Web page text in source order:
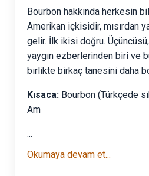
Bourbon hakkında herkesin
Amerikan içkisidir, mısırdan
gelir. İlk ikisi doğru.
yaygın ezberlerinden biri ve
birlikte birkaç tanesini daha
Kısaca: Bourbon (Türkçede
Am
...
Okumaya devam et...